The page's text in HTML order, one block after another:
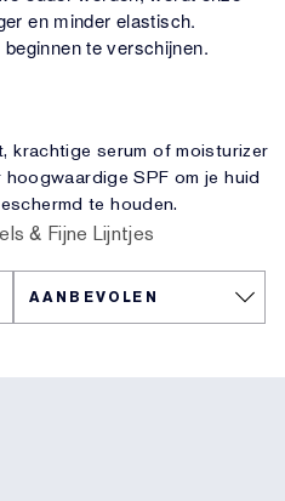
en minder elastisch.
te verschijnen.
krachtige serum of moisturizer
SPF om je huid
te houden.
& Fijne Lijntjes